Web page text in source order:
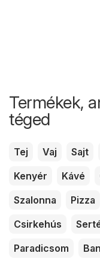
Termékek,
téged
Tej Vaj Sajt
Kenyér
Kávé
Szalonna
Pizza
Csirkehús
Paradicsom